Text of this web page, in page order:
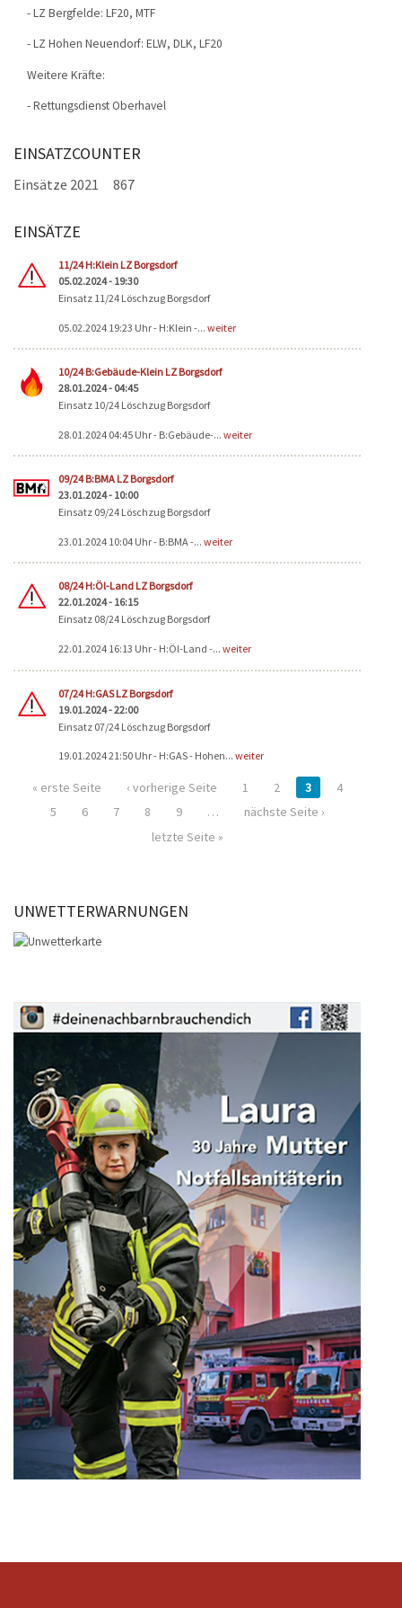
- LZ Bergfelde: LF20, MTF
- LZ Hohen Neuendorf: ELW, DLK, LF20
Weitere Kräfte:
- Rettungsdienst Oberhavel
EINSATZCOUNTER
Einsätze 2021 867
EINSÄTZE
11/24 H:Klein LZ Borgsdorf
05.02.2024 - 19:30
Einsatz 11/24 Löschzug Borgsdorf
05.02.2024 19:23 Uhr - H:Klein -... weiter
10/24 B:Gebäude-Klein LZ Borgsdorf
28.01.2024 - 04:45
Einsatz 10/24 Löschzug Borgsdorf
28.01.2024 04:45 Uhr - B:Gebäude-... weiter
09/24 B:BMA LZ Borgsdorf
23.01.2024 - 10:00
Einsatz 09/24 Löschzug Borgsdorf
23.01.2024 10:04 Uhr - B:BMA -... weiter
08/24 H:Öl-Land LZ Borgsdorf
22.01.2024 - 16:15
Einsatz 08/24 Löschzug Borgsdorf
22.01.2024 16:13 Uhr - H:Öl-Land -... weiter
07/24 H:GAS LZ Borgsdorf
19.01.2024 - 22:00
Einsatz 07/24 Löschzug Borgsdorf
19.01.2024 21:50 Uhr - H:GAS - Hohen... weiter
Seiten
« erste Seite ‹ vorherige Seite 1 2 3
4
5
6 7 8 9 …
nächste Seite ›
letzte Seite »
UNWETTERWARNUNGEN